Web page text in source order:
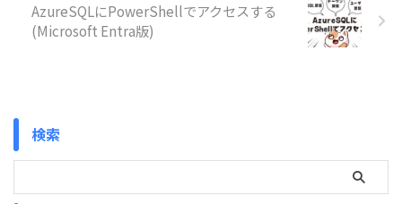
AzureSQLにPowerShellでアクセスする
(Microsoft Entra版)
検索